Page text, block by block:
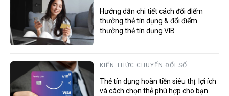
Hướng dẫn chi tiết cách đổi điểm
thưởng thẻ tín dụng & đổi điểm
thưởng thẻ tín dụng VIB
KIẾN THỨC CHUYỂN ĐỔI SỐ
Thẻ tín dụng hoàn tiền siêu thị: lợi ích
và cách chọn thẻ phù hợp cho bạn